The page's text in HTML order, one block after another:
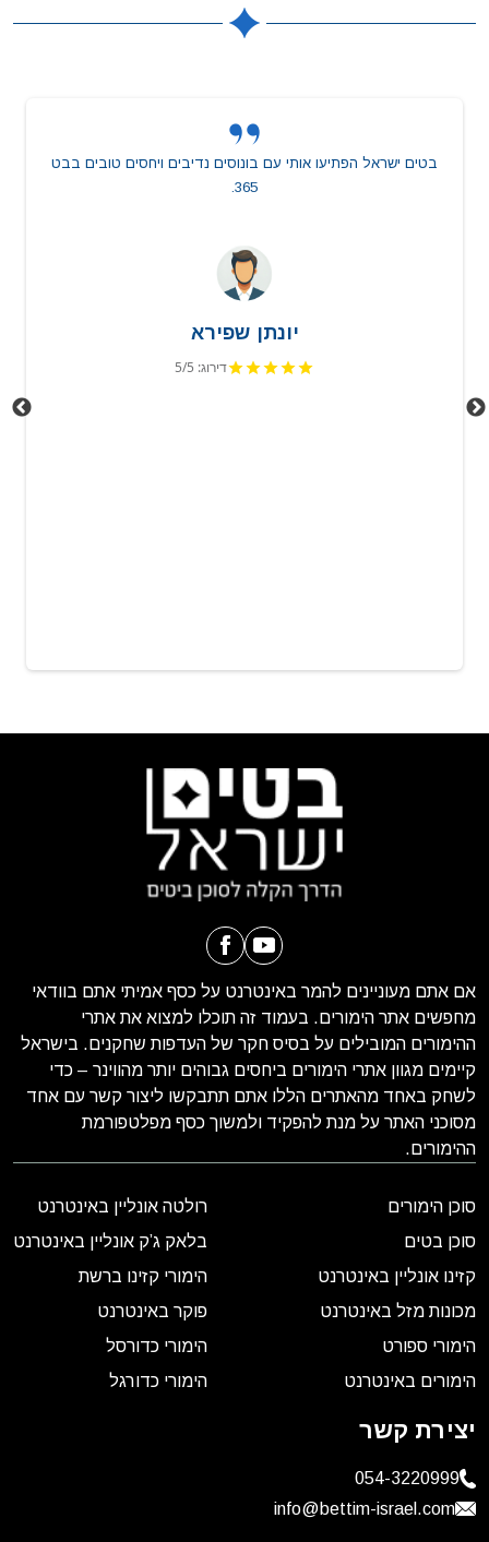
בטים ישראל הפתיעו אותי עם בונוסים נדיבים ויחסים טובים בבט
365.
יונתן שפירא
דירוג: 5/5
אם אתם מעוניינים להמר באינטרנט על כסף אמיתי אתם בוודאי
מחפשים אתר הימורים. בעמוד זה תוכלו למצוא את אתרי
ההימורים המובילים על בסיס חקר של העדפות שחקנים. בישראל
קיימים מגוון אתרי הימורים ביחסים גבוהים יותר מהווינר – כדי
לשחק באחד מהאתרים הללו אתם תתבקשו ליצור קשר עם אחד
מסוכני האתר על מנת להפקיד ולמשוך כסף מפלטפורמת
ההימורים.
סוכן הימורים
סוכן בטים
קזינו אונליין באינטרנט
מכונות מזל באינטרנט
הימורי ספורט
הימורים באינטרנט
רולטה אונליין באינטרנט
בלאק ג’ק אונליין באינטרנט
הימורי קזינו ברשת
פוקר באינטרנט
הימורי כדורסל
הימורי כדורגל
יצירת קשר
054-3220999
info@bettim-israel.com